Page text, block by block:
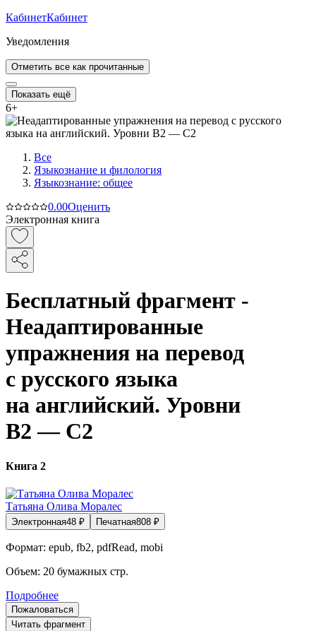
КабинетКабинет
Уведомления
Отметить все как прочитанные
Показать ещё
6+
Все
Языкознание и филология
Языкознание: общее
0.00Оценить
Электронная книга
Бесплатный фрагмент -
Неадаптированные
упражнения на перевод
с русского языка
на английский. Уровни
B2 — C2
Книга 2
Татьяна Олива Моралес
Электронная48 ₽ Печатная808 ₽
Формат: epub, fb2, pdfRead, mobi
Объем: 20 бумажных стр.
Подробнее
Пожаловаться
Читать фрагмент